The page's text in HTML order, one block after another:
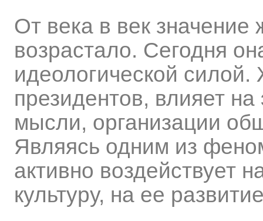
От века в век значение
возрастало. Сегодня
идеологической
президентов, влияет
мысли, организации
Являясь одним из
активно воздействует
культуру, на ее